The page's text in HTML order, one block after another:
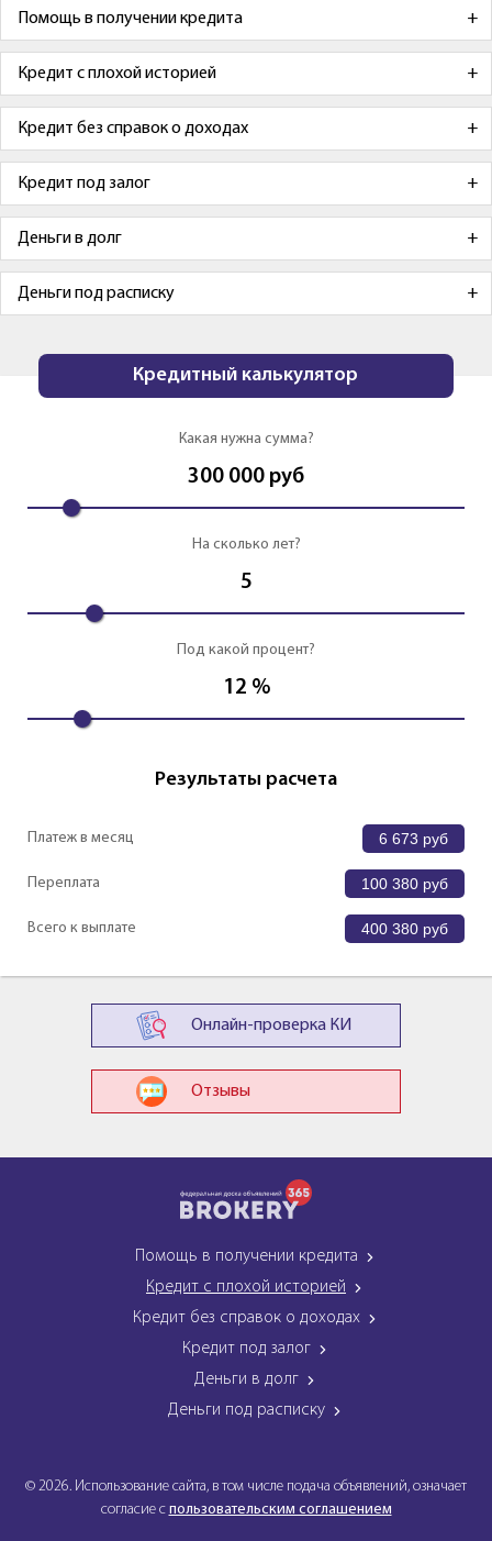
Помощь в получении кредита
Кредит с плохой историей
Кредит без справок о доходах
Кредит под залог
Деньги в долг
Деньги под расписку
Кредитный калькулятор
Какая нужна сумма?
300 000 руб
На сколько лет?
5
Под какой процент?
12 %
Результаты расчета
Платеж в месяц 6 673 руб
Переплата 100 380 руб
Всего к выплате 400 380 руб
Онлайн-проверка КИ
Отзывы
Помощь в получении кредита
Кредит с плохой историей
Кредит без справок о доходах
Кредит под залог
Деньги в долг
Деньги под расписку
© 2026. Использование сайта, в том числе подача объявлений, означает
согласие с пользовательским соглашением